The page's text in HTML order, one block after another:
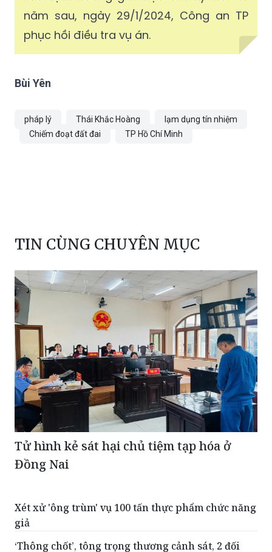
năm sau, ngày 29/1/2024, Công an TP
phục hồi điều tra vụ án.
Bùi Yên
pháp lý Thái Khắc Hoàng
lạm dụng tín nhiệm
Chiếm đoạt đất đai
TP Hồ Chí Minh
TIN CÙNG CHUYÊN MỤC
Tử hình kẻ sát hại chủ tiệm tạp hóa ở
Đồng Nai
Xét xử 'ông trùm' vụ 100 tấn thực phẩm chức năng
giả
‘Thông chốt’, tông trọng thương cảnh sát, 2 đối